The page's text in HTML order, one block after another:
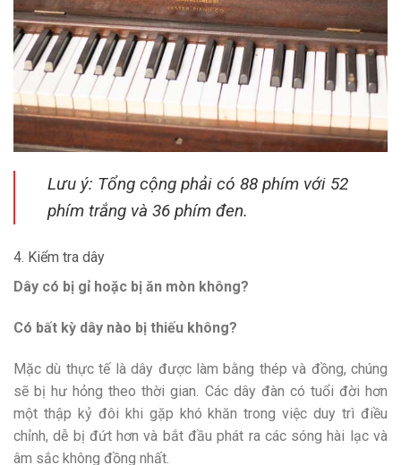
Lưu ý: Tổng cộng phải có 88 phím với 52
phím trắng và 36 phím đen.
4. Kiểm tra dây
Dây có bị gỉ hoặc bị ăn mòn không?
Có bất kỳ dây nào bị thiếu không?
Mặc dù thực tế là dây được làm bằng thép và đồng, chúng
sẽ bị hư hỏng theo thời gian. Các dây đàn có tuổi đời hơn
một thập kỷ đôi khi gặp khó khăn trong việc duy trì điều
chỉnh, dễ bị đứt hơn và bắt đầu phát ra các sóng hài lạc và
âm sắc không đồng nhất.